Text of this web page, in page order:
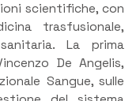
scientifiche, con
trasfusionale,
La prima
De Angelis,
Sangue, sulle